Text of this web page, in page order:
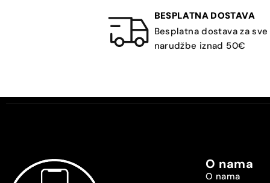
BESPLATNA DOSTAVA
Besplatna dostava za sve
narudžbe iznad 50€
O nama
O nama